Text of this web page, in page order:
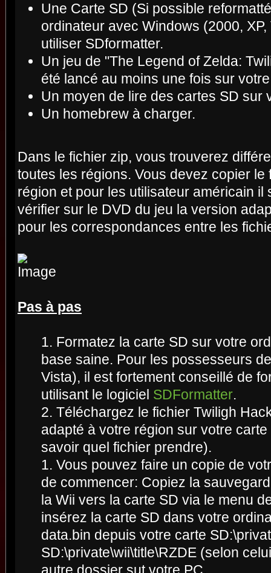
Une Carte SD (Si possible
ordinateur avec Windows (2000,
utiliser SDformatter.
Un jeu de "The Legend of Zelda:
été lancé au moins une fois sur
Un moyen de lire des cartes SD sur
Un homebrew à charger.
Dans le fichier zip, vous trouverez
toutes les régions. Vous devez copier le
région et pour les utilisateur américain
vérifier sur le DVD du jeu la version
pour les correspondances entre les
Pas à pas
1. Formatez la carte SD sur votre
base saine. Pour les possesseurs
Vista), il est fortement conseillé de
utilisant le logiciel SDFormatter.
2. Téléchargez le fichier Twiligh
adapté à votre région sur votre
savoir quel fichier prendre).
1. Vous pouvez faire un copie de
de commencer: Copiez la
la Wii vers la carte SD via le menu
insérez la carte SD dans votre
data.bin depuis votre carte
SD:\private\wii\title\RZDE (selon